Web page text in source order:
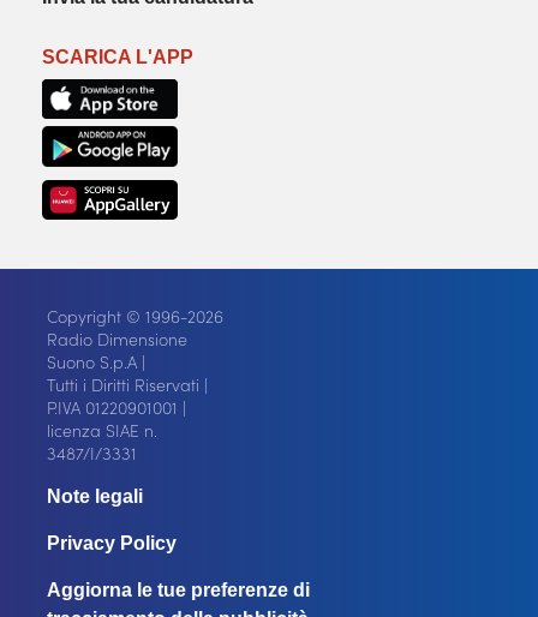
SCARICA L'APP
Copyright © 1996-2026
Radio Dimensione
Suono S.p.A |
Tutti i Diritti Riservati |
P.IVA 01220901001 |
licenza SIAE n.
3487/I/3331
Note legali
Privacy Policy
Aggiorna le tue preferenze di